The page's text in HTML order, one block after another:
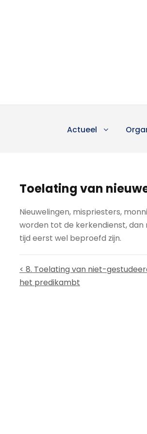
Actueel
Toelating van
Nieuwelingen, mispriesters,
worden tot de kerkendienst, dan
tijd eerst wel beproefd zijn.
< 8. Toelating van niet-
het predikambt